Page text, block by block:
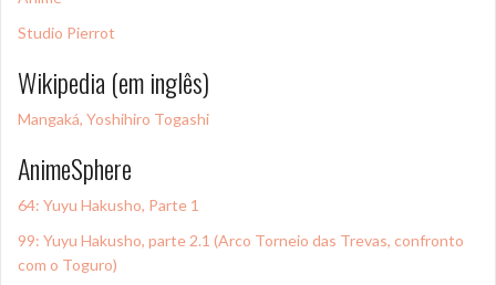
Studio Pierrot
Wikipedia (em inglês)
Mangaká, Yoshihiro Togashi
AnimeSphere
64: Yuyu Hakusho, Parte 1
99: Yuyu Hakusho, parte 2.1 (Arco Torneio das Trevas, confronto
com o Toguro)